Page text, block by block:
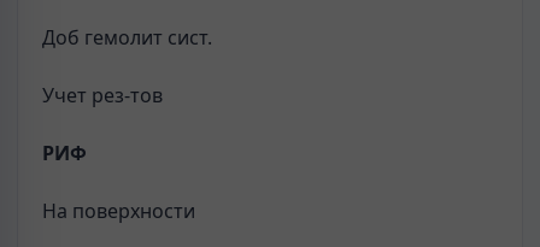
Доб гемолит сист.
Учет рез-тов
РИФ
На поверхности